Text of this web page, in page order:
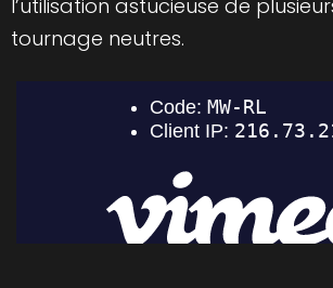
l’utilisation astucieuse de
tournage neutres.